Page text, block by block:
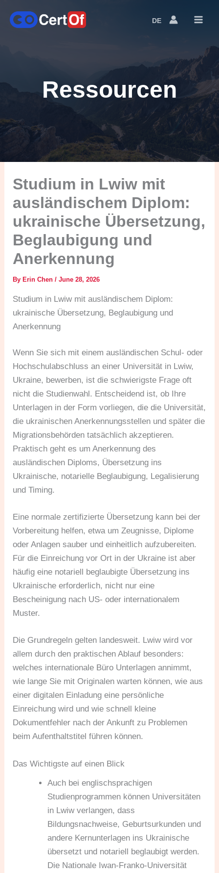
DE
Language
Ressourcen
Studium in Lwiw mit
ausländischem Diplom:
ukrainische Übersetzung,
Beglaubigung und
Anerkennung
ByErin Chen/June 28, 2026
Studium in Lwiw mit ausländischem Diplom:
ukrainische Übersetzung, Beglaubigung und
Anerkennung
Wenn Sie sich mit einem ausländischen Schul- oder
Hochschulabschluss an einer Universität in Lwiw,
Ukraine, bewerben, ist die schwierigste Frage oft
nicht die Studienwahl. Entscheidend ist, ob Ihre
Unterlagen in der Form vorliegen, die die Universität,
die ukrainischen Anerkennungsstellen und später die
Migrationsbehörden tatsächlich akzeptieren.
Praktisch geht es um Anerkennung des
ausländischen Diploms, Übersetzung ins
Ukrainische, notarielle Beglaubigung, Legalisierung
und Timing.
Eine normale zertifizierte Übersetzung kann bei der
Vorbereitung helfen, etwa um Zeugnisse, Diplome
oder Anlagen sauber und einheitlich aufzubereiten.
Für die Einreichung vor Ort in der Ukraine ist aber
häufig eine notariell beglaubigte Übersetzung ins
Ukrainische erforderlich, nicht nur eine
Bescheinigung nach US- oder internationalem
Muster.
Die Grundregeln gelten landesweit. Lwiw wird vor
allem durch den praktischen Ablauf besonders:
welches internationale Büro Unterlagen annimmt,
wie lange Sie mit Originalen warten können, wie aus
einer digitalen Einladung eine persönliche
Einreichung wird und wie schnell kleine
Dokumentfehler nach der Ankunft zu Problemen
beim Aufenthaltstitel führen können.
Das Wichtigste auf einen Blick
Auch bei englischsprachigen
Studienprogrammen können Universitäten
in Lwiw verlangen, dass
Bildungsnachweise, Geburtsurkunden und
andere Kernunterlagen ins Ukrainische
übersetzt und notariell beglaubigt werden.
Die Nationale Iwan-Franko-Universität